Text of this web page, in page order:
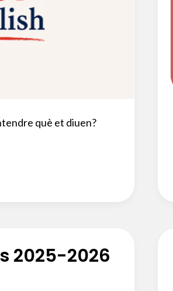
què et diuen?
2025-2026